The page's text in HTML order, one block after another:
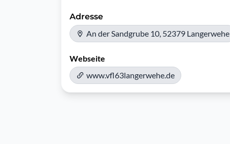
Adresse
An der Sandgrube 10, 52379 Langerwehe
Webseite
www.vfl63langerwehe.de